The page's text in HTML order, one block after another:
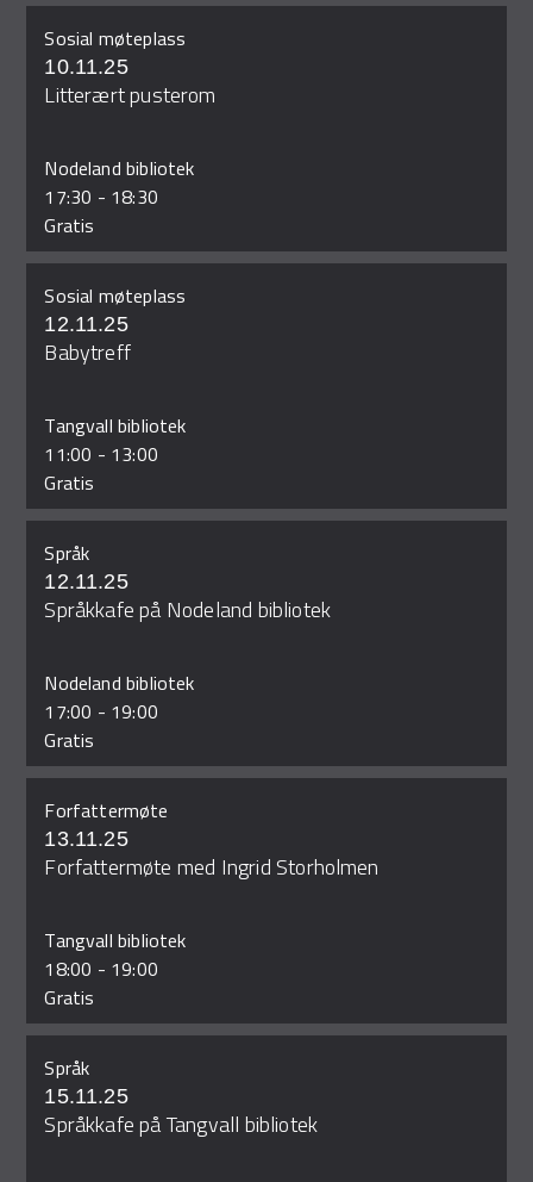
Sosial møteplass
10.11.25
Litterært pusterom
Nodeland bibliotek
17:30 - 18:30
Gratis
Sosial møteplass
12.11.25
Babytreff
Tangvall bibliotek
11:00 - 13:00
Gratis
Språk
12.11.25
Språkkafe på Nodeland bibliotek
Nodeland bibliotek
17:00 - 19:00
Gratis
Forfattermøte
13.11.25
Forfattermøte med Ingrid Storholmen
Tangvall bibliotek
18:00 - 19:00
Gratis
Språk
15.11.25
Språkkafe på Tangvall bibliotek